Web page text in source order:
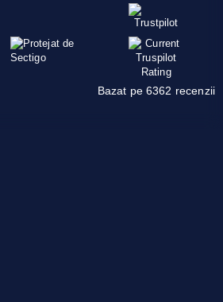
Bazat pe 6362 recenzii